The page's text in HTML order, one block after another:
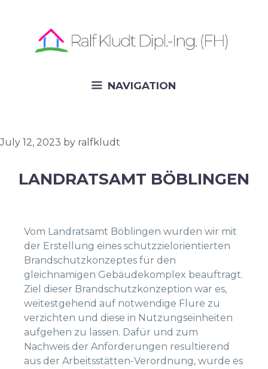
NAVIGATION
July 12, 2023 by ralfkludt
LANDRATSAMT BÖBLINGEN
Vom Landratsamt Böblingen wurden wir mit
der Erstellung eines schutzzielorientierten
Brandschutzkonzeptes für den
gleichnamigen Gebäudekomplex beauftragt.
Ziel dieser Brandschutzkonzeption war es,
weitestgehend auf notwendige Flure zu
verzichten und diese in Nutzungseinheiten
aufgehen zu lassen. Dafür und zum
Nachweis der Anforderungen resultierend
aus der Arbeitsstätten-Verordnung, wurde es